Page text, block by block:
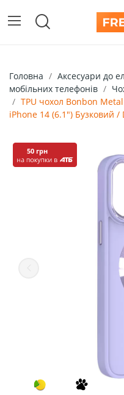
Головна Аксесуари до
мобільних телефонів
TPU чохол Bonbon
iPhone 14 (6.1") Бузковий /
50 грн